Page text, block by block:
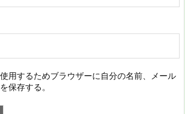
用するためブラウザーに自分の名前、メール
保存する。